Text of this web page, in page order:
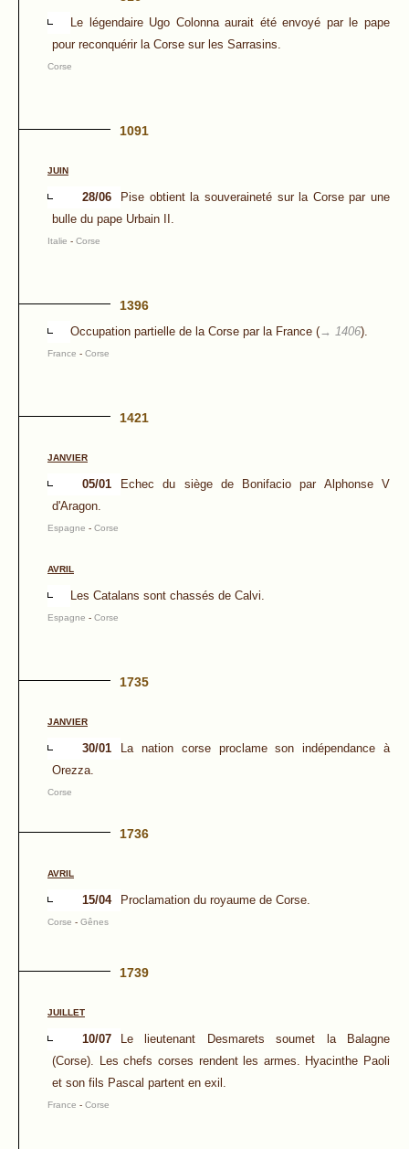
Le légendaire Ugo Colonna aurait été envoyé par le pape
pour reconquérir la Corse sur les Sarrasins.
Corse
1091
JUIN
28/06
Pise obtient la souveraineté sur la Corse par une
bulle du pape Urbain II.
Italie - Corse
1396
Occupation partielle de la Corse par la France (→ 1406).
France - Corse
1421
JANVIER
05/01
Echec du siège de Bonifacio par Alphonse V
d'Aragon.
Espagne - Corse
AVRIL
Les Catalans sont chassés de Calvi.
Espagne - Corse
1735
JANVIER
30/01
La nation corse proclame son indépendance à
Orezza.
Corse
1736
AVRIL
15/04 Proclamation du royaume de Corse.
Corse - Gênes
1739
JUILLET
10/07
Le lieutenant Desmarets soumet la Balagne
(Corse). Les chefs corses rendent les armes. Hyacinthe Paoli
et son fils Pascal partent en exil.
France - Corse